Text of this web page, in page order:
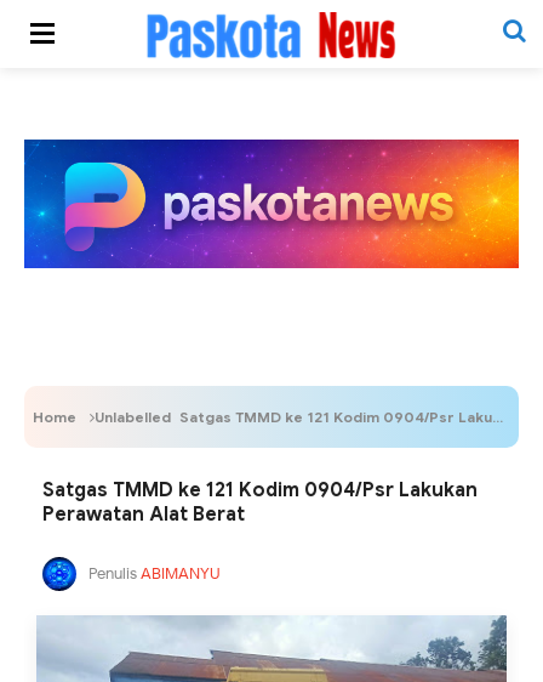
Home Unlabelled Satgas TMMD ke 121 Kodim 0904/Psr Lakukan Perawatan Alat Berat
Satgas TMMD ke 121 Kodim 0904/Psr Lakukan
Perawatan Alat Berat
PenulisABIMANYU